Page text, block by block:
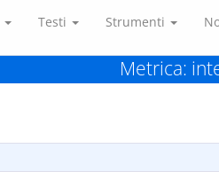
Testi Strumenti
Metrica: